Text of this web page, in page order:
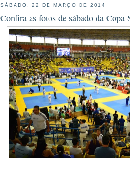
SÁBADO, 22 DE MARÇO DE 2014
Confira as fotos de sábado da Copa